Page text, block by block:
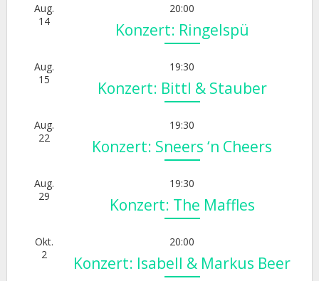
Aug.
14
20:00
Konzert: Ringelspü
Aug.
15
19:30
Konzert: Bittl & Stauber
Aug.
22
19:30
Konzert: Sneers ‘n Cheers
Aug.
29
19:30
Konzert: The Maffles
Okt.
2
20:00
Konzert: Isabell & Markus Beer